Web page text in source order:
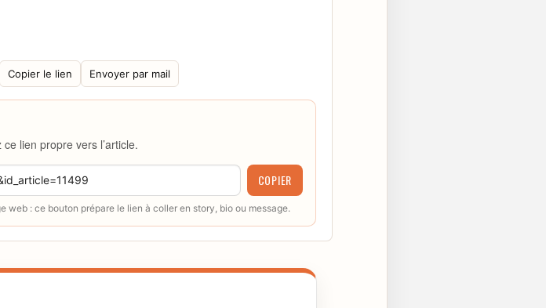
Copier le lien Envoyer par mail
lien propre vers l’article.
COPIER
web : ce bouton prépare le lien à coller en story, bio ou message.